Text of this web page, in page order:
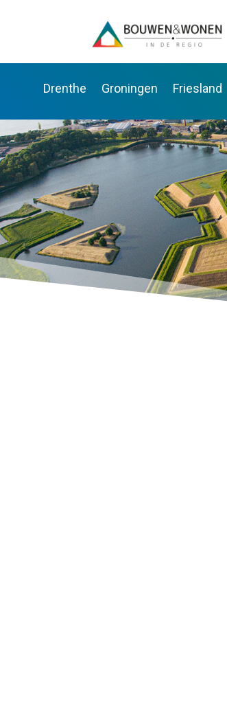
Drenthe Groningen Friesland